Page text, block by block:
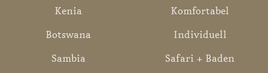
Kenia
Botswana
Sambia
Komfortabel
Individuell
Safari + Baden